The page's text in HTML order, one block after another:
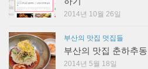
2014년 10월 26일
부산의 맛집 멋집들
부산의 맛집 춘하추
2014년 5월 18일